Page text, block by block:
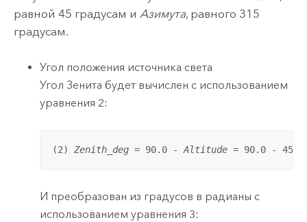
равной 45 градусам и Азимута, равного 315
градусам.
Угол положения источника света
Угол Зенита будет вычислен с использованием
уравнения 2:
(2) Zenith_deg = 90.0 - Altitude = 90.0 - 45.0
И преобразован из градусов в радианы с
использованием уравнения 3: